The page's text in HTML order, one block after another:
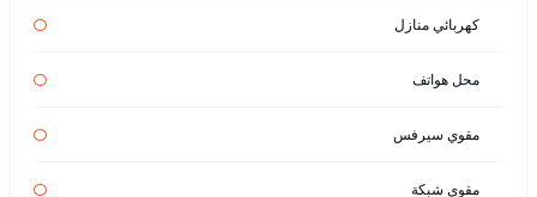
كهربائي منازل
محل هواتف
مقوي سيرفس
مقوي شبكة